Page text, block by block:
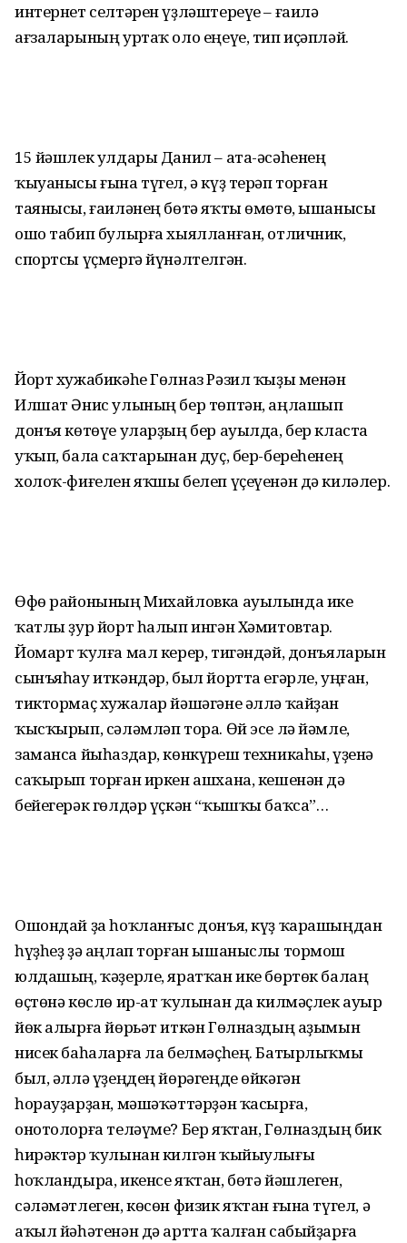
интернет селтәрен үҙләштереүе – ғаилә
ағзаларының уртаҡ оло еңеүе, тип иҫәпләй.
15 йәшлек улдары Данил – ата-әсәһенең
ҡыуанысы ғына түгел, ә күҙ терәп торған
таянысы, ғаиләнең бөтә яҡты өмөтө, ышанысы
ошо табип булырға хыялланған, отличник,
спортсы үҫмергә йүнәлтелгән.
Йорт хужабикәһе Гөлназ Рәзил ҡыҙы менән
Илшат Әнис улының бер төптән, аңлашып
донъя көтөүе уларҙың бер ауылда, бер класта
уҡып, бала саҡтарынан дуҫ, бер-береһенең
холоҡ-фиғелен яҡшы белеп үҫеүенән дә киләлер.
Өфө районының Михайловка ауылында ике
ҡатлы ҙур йорт һалып ингән Хәмитовтар.
Йомарт ҡулға мал керер, тигәндәй, донъяларын
сынъяһау иткәндәр, был йортта егәрле, уңған,
тиктормаҫ хужалар йәшәгәне әллә ҡайҙан
ҡысҡырып, сәләмләп тора. Өй эсе лә йәмле,
заманса йыһаздар, көнкүреш техникаһы, үҙенә
саҡырып торған иркен ашхана, кешенән дә
бейегерәк гөлдәр үҫкән “ҡышҡы баҡса”…
Ошондай ҙа һоҡланғыс донъя, күҙ ҡарашыңдан
һүҙһеҙ ҙә аңлап торған ышаныслы тормош
юлдашың, ҡәҙерле, яратҡан ике бөртөк балаң
өҫтөнә көслө ир-ат ҡулынан да килмәҫлек ауыр
йөк алырға йөрьәт иткән Гөлназдың аҙымын
нисек баһаларға ла белмәҫһең. Батырлыҡмы
был, әллә үҙеңдең йөрәгеңде өйкәгән
һорауҙарҙан, мәшәҡәттәрҙән ҡасырға,
онотолорға теләүме? Бер яҡтан, Гөлназдың бик
һирәктәр ҡулынан килгән ҡыйыулығы
һоҡландыра, икенсе яҡтан, бөтә йәшлеген,
сәләмәтлеген, көсөн физик яҡтан ғына түгел, ә
аҡыл йәһәтенән дә артта ҡалған сабыйҙарға